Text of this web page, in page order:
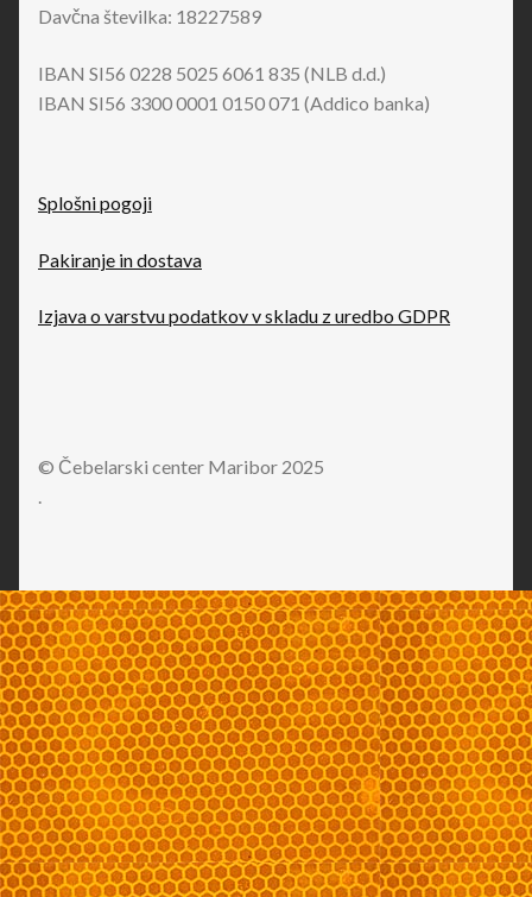
Davčna številka: 18227589
IBAN SI56 0228 5025 6061 835 (NLB d.d.)
IBAN SI56 3300 0001 0150 071 (Addico banka)
Splošni pogoji
Pakiranje in dostava
Izjava o varstvu podatkov v skladu z uredbo GDPR
© Čebelarski center Maribor 2025